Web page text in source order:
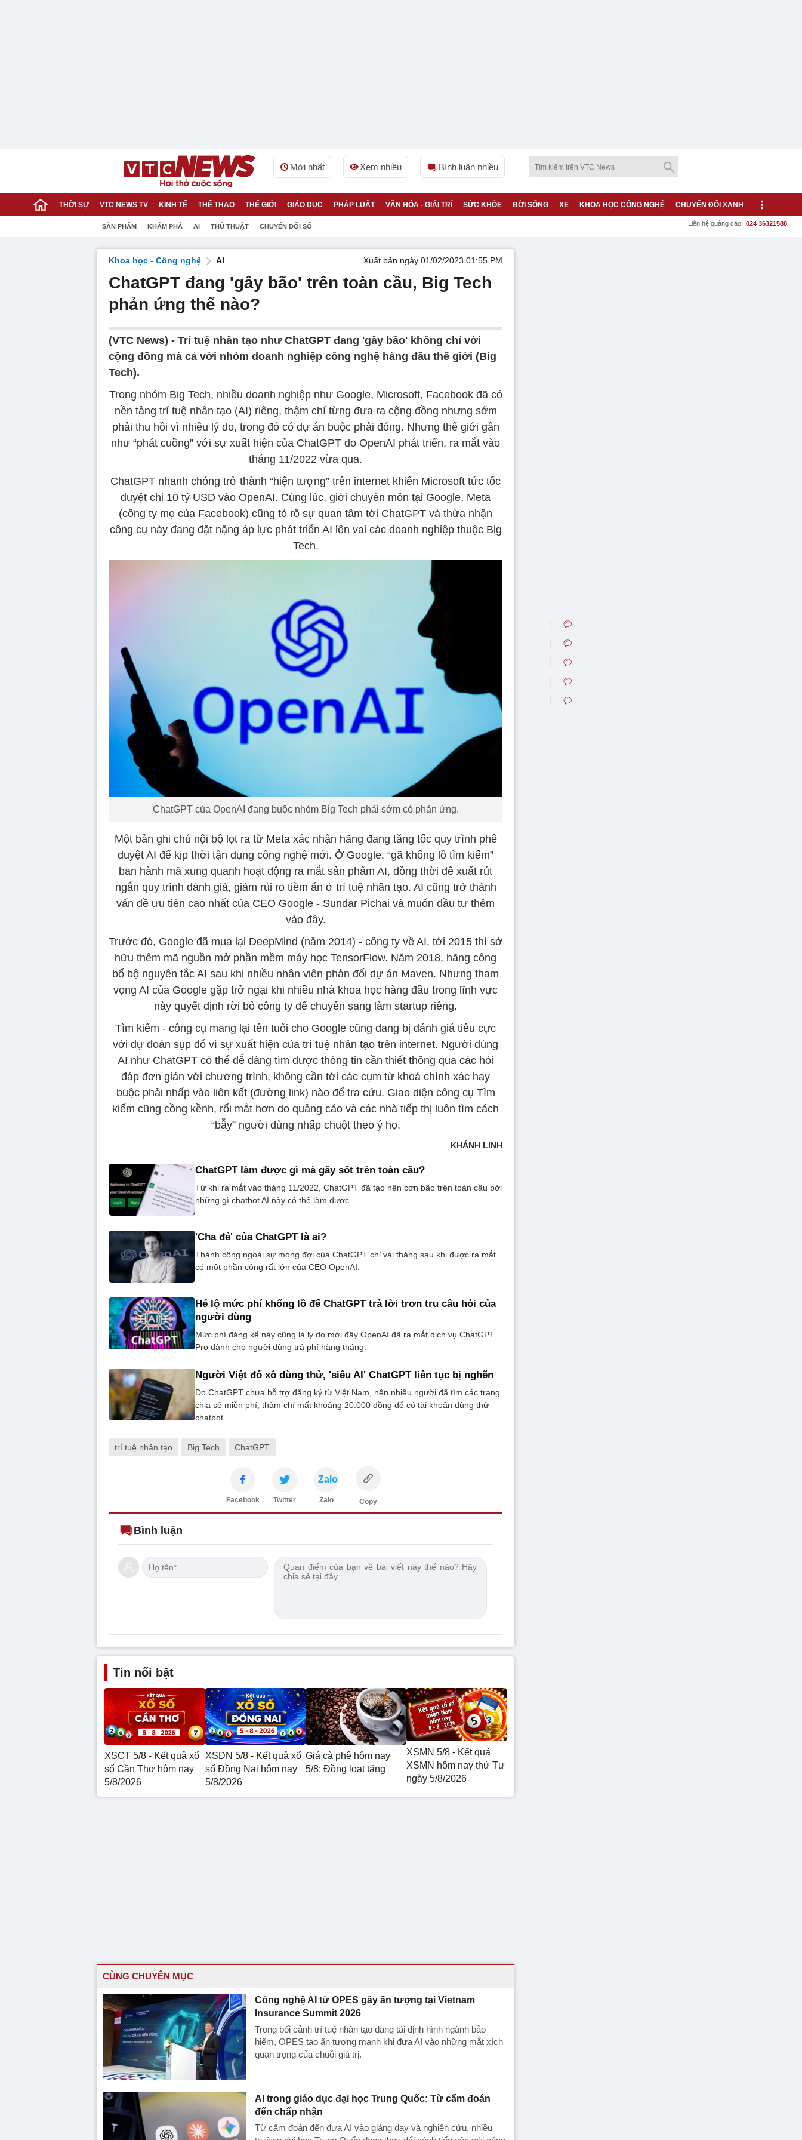
Mới nhất Xem nhiều Bình luận nhiều
THỜI SỰ VTC NEWS TV KINH TẾ THỂ THAO THẾ GIỚI GIÁO DỤC PHÁP LUẬT VĂN HÓA - GIẢI TRÍ SỨC KHỎE ĐỜI SỐNG XE KHOA HỌC CÔNG NGHỆ CHUYỂN ĐỔI XANH
SẢN PHẨM KHÁM PHÁ AI THỦ THUẬT CHUYỂN ĐỔI SỐ Liên hệ quảng cáo: 024 36321588
Khoa học - Công nghệ AI Xuất bản ngày 01/02/2023 01:55 PM
ChatGPT đang 'gây bão' trên toàn cầu, Big Tech
phản ứng thế nào?
(VTC News) - Trí tuệ nhân tạo như ChatGPT đang 'gây bão' không chỉ với
cộng đồng mà cả với nhóm doanh nghiệp công nghệ hàng đầu thế giới (Big
Tech).
Trong nhóm Big Tech, nhiều doanh nghiệp như Google, Microsoft, Facebook đã có
nền tảng trí tuệ nhân tạo (AI) riêng, thậm chí từng đưa ra cộng đồng nhưng sớm
phải thu hồi vì nhiều lý do, trong đó có dự án buộc phải đóng. Nhưng thế giới gần
như “phát cuồng” với sự xuất hiện của ChatGPT do OpenAI phát triển, ra mắt vào
tháng 11/2022 vừa qua.
ChatGPT nhanh chóng trở thành “hiện tượng” trên internet khiến Microsoft tức tốc
duyệt chi 10 tỷ USD vào OpenAI. Cùng lúc, giới chuyên môn tại Google, Meta
(công ty mẹ của Facebook) cũng tỏ rõ sự quan tâm tới ChatGPT và thừa nhận
công cụ này đang đặt nặng áp lực phát triển AI lên vai các doanh nghiệp thuộc Big
Tech.
ChatGPT của OpenAI đang buộc nhóm Big Tech phải sớm có phản ứng.
Một bản ghi chú nội bộ lọt ra từ Meta xác nhận hãng đang tăng tốc quy trình phê
duyệt AI để kịp thời tận dụng công nghệ mới. Ở Google, “gã khổng lồ tìm kiếm”
ban hành mã xung quanh hoạt động ra mắt sản phẩm AI, đồng thời đề xuất rút
ngắn quy trình đánh giá, giảm rủi ro tiềm ẩn ở trí tuệ nhân tạo. AI cũng trở thành
vấn đề ưu tiên cao nhất của CEO Google - Sundar Pichai và muốn đầu tư thêm
vào đây.
Trước đó, Google đã mua lại DeepMind (năm 2014) - công ty về AI, tới 2015 thì sở
hữu thêm mã nguồn mở phần mềm máy học TensorFlow. Năm 2018, hãng công
bố bộ nguyên tắc AI sau khi nhiều nhân viên phản đối dự án Maven. Nhưng tham
vọng AI của Google gặp trở ngại khi nhiều nhà khoa học hàng đầu trong lĩnh vực
này quyết định rời bỏ công ty để chuyển sang làm startup riêng.
Tìm kiếm - công cụ mang lại tên tuổi cho Google cũng đang bị đánh giá tiêu cực
với dự đoán sụp đổ vì sự xuất hiện của trí tuệ nhân tạo trên internet. Người dùng
AI như ChatGPT có thể dễ dàng tìm được thông tin cần thiết thông qua các hỏi
đáp đơn giản với chương trình, không cần tới các cụm từ khoá chính xác hay
buộc phải nhấp vào liên kết (đường link) nào để tra cứu. Giao diện công cụ Tìm
kiếm cũng cồng kềnh, rối mắt hơn do quảng cáo và các nhà tiếp thị luôn tìm cách
“bẫy” người dùng nhấp chuột theo ý họ.
KHÁNH LINH
ChatGPT làm được gì mà gây sốt trên toàn cầu?
Từ khi ra mắt vào tháng 11/2022, ChatGPT đã tạo nên cơn bão trên toàn cầu bởi
những gì chatbot AI này có thể làm được.
'Cha đẻ' của ChatGPT là ai?
Thành công ngoài sự mong đợi của ChatGPT chỉ vài tháng sau khi được ra mắt
có một phần công rất lớn của CEO OpenAI.
Hé lộ mức phí khổng lồ để ChatGPT trả lời trơn tru câu hỏi của
người dùng
Mức phí đáng kể này cũng là lý do mới đây OpenAI đã ra mắt dịch vụ ChatGPT
Pro dành cho người dùng trả phí hàng tháng.
Người Việt đổ xô dùng thử, 'siêu AI' ChatGPT liên tục bị nghẽn
Do ChatGPT chưa hỗ trợ đăng ký từ Việt Nam, nên nhiều người đã tìm các trang
chia sẻ miễn phí, thậm chí mất khoảng 20.000 đồng để có tài khoản dùng thử
chatbot.
trí tuệ nhân tạo Big Tech ChatGPT
Facebook Twitter
Zalo
Zalo Copy
Bình luận
Tin nổi bật
XSCT 5/8 - Kết quả xổ
số Cần Thơ hôm nay
5/8/2026
XSDN 5/8 - Kết quả xổ
số Đồng Nai hôm nay
5/8/2026
Giá cà phê hôm nay
5/8: Đồng loạt tăng
XSMN 5/8 - Kết quả
XSMN hôm nay thứ Tư
ngày 5/8/2026
CÙNG CHUYÊN MỤC
Công nghệ AI từ OPES gây ấn tượng tại Vietnam
Insurance Summit 2026
Trong bối cảnh trí tuệ nhân tạo đang tái định hình ngành bảo
hiểm, OPES tạo ấn tượng mạnh khi đưa AI vào những mắt xích
quan trọng của chuỗi giá trị.
AI trong giáo dục đại học Trung Quốc: Từ cấm đoán
đến chấp nhận
Từ cấm đoán đến đưa AI vào giảng dạy và nghiên cứu, nhiều